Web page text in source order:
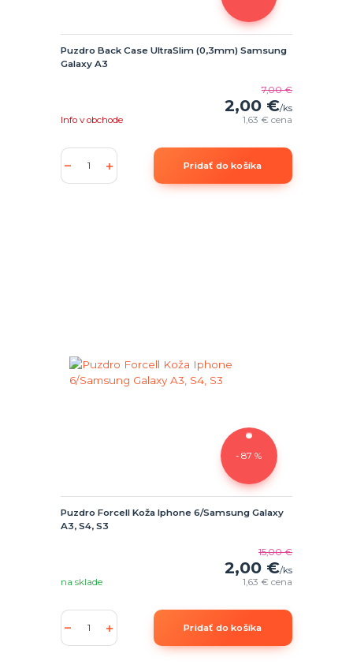
Puzdro Back Case UltraSlim (0,3mm) Samsung
Galaxy A3
7,00 €
2,00 €/ks
1,63 €cena
Info v obchode
Pridať do košíka
- 87 %
Puzdro Forcell Koža Iphone 6/Samsung Galaxy
A3, S4, S3
15,00 €
2,00 €/ks
1,63 €cena
na sklade
Pridať do košíka